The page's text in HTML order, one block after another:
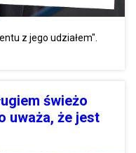
z jego udziałem".
świeżo
uważa, że jest